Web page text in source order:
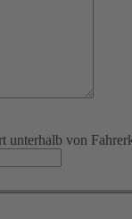
unterhalb von